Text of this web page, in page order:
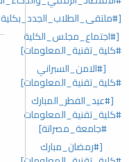
[#اجتماع_مجلس_الكلية
#كلية_تقنية_المعلومات]
[#الامن_السبراني
#كلية_تقنية_المعلومات]
[#عيد_الفطر_المبارك
#كلية_تقنية_المعلومات
#جامعة_مصراتة]
[#رمضان_مبارك